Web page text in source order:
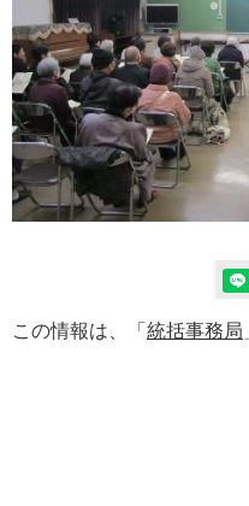
この情報は、「 統括事務局